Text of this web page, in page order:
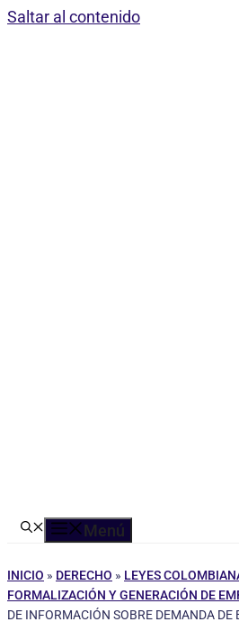
Saltar al contenido
Menú
INICIO » DERECHO » LEYES
FORMALIZACIÓN Y GENERACIÓN DE
DE INFORMACIÓN SOBRE DEMANDA DE